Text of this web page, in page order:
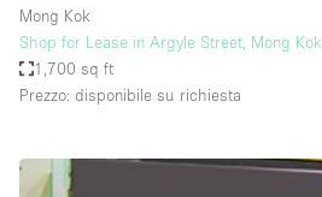
Attrezzature da ufficio
Bagni
Bagno
Mong Kok
Shop for Lease in Argyle Street, Mong Kok
1,700 sq ft
Prezzo: disponibile su richiesta